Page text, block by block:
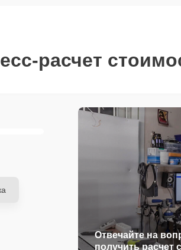
расчет
Отвечайте на
получить расчет